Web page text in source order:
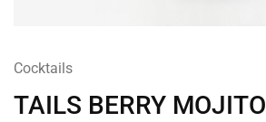
Cocktails
TAILS BERRY MOJITO